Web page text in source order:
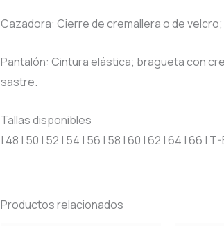
Cazadora: Cierre de cremallera o de
Pantalón: Cintura elástica; bragueta con
sastre.
Tallas disponibles
| 48 | 50 | 52 | 54 | 56 | 58 | 60 | 62 | 64 | 66 |
Productos relacionados